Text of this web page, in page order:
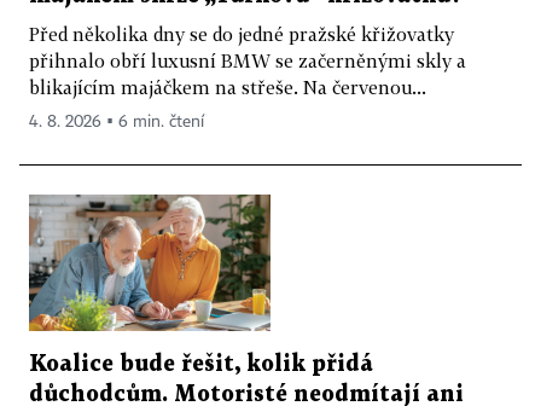
Před několika dny se do jedné pražské křižovatky
přihnalo obří luxusní BMW se začerněnými skly a
blikajícím majáčkem na střeše. Na červenou...
4. 8. 2026 ▪ 6 min. čtení
Koalice bude řešit, kolik přidá
důchodcům. Motoristé neodmítají ani